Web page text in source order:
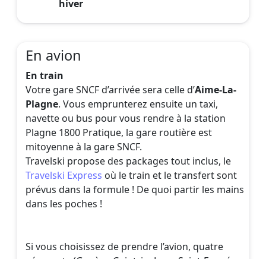
En avion
Votre gare SNCF d’arrivée sera celle d’
navette ou bus pour vous rendre à la station
Plagne 1800 Pratique, la gare routière est
mitoyenne à la gare SNCF.
Travelski propose des packages tout inclus, le
Travelski Expressoù le train et le transfert sont
prévus dans la formule ! De quoi partir les mains
dans les poches !
Si vous choisissez de prendre l’avion, quatre
station Plagne 1800. Une liaison en taxi, bus ou